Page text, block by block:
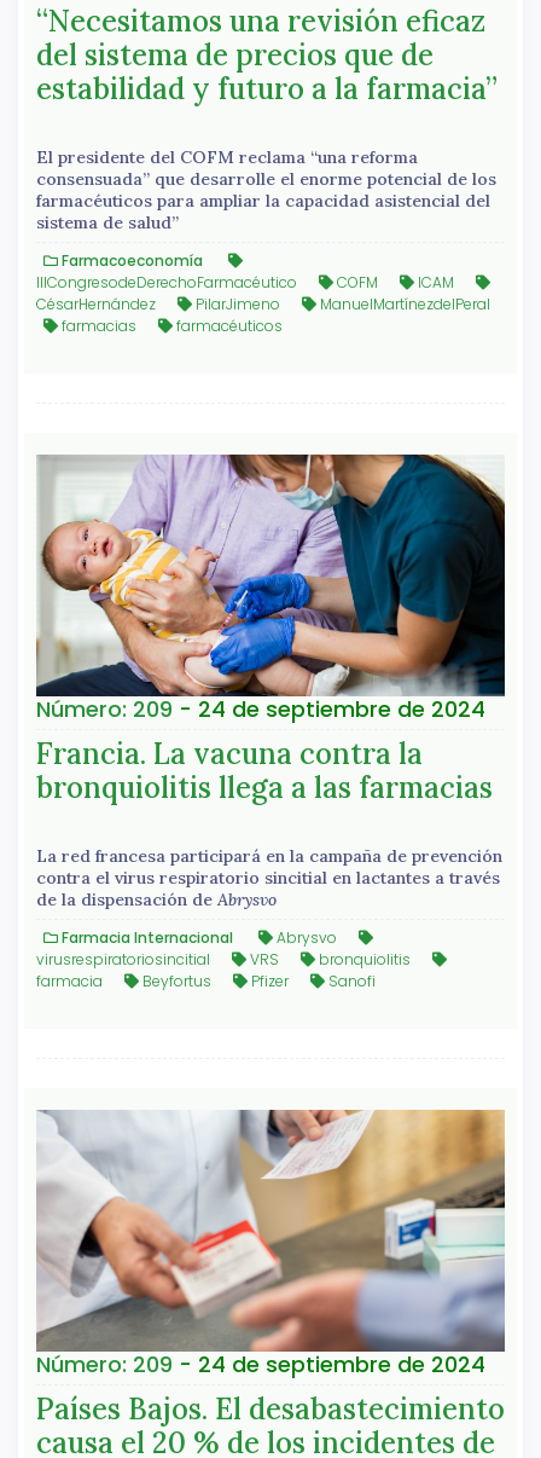
“Necesitamos una revisión eficaz
del sistema de precios que de
estabilidad y futuro a la farmacia”
El presidente del COFM reclama “una reforma
consensuada” que desarrolle el enorme potencial de los
farmacéuticos para ampliar la capacidad asistencial del
sistema de salud”
Farmacoeconomía
IIICongresodeDerechoFarmacéutico
COFM
ICAM
CésarHernández
PilarJimeno
ManuelMartínezdelPeral
farmacias
farmacéuticos
Número: 209 - 24 de septiembre de 2024
Francia. La vacuna contra la
bronquiolitis llega a las farmacias
La red francesa participará en la campaña de prevención
contra el virus respiratorio sincitial en lactantes a través
de la dispensación de Abrysvo
Farmacia Internacional
Abrysvo
virusrespiratoriosincitial
VRS
bronquiolitis
farmacia
Beyfortus Pfizer Sanofi
Número: 209 - 24 de septiembre de 2024
Países Bajos. El desabastecimiento
causa el 20 % de los incidentes de